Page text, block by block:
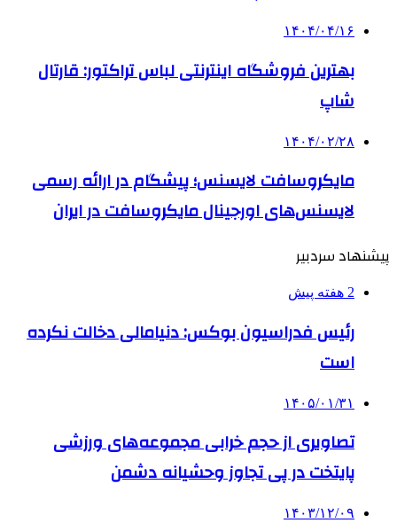
۱۴۰۴/۰۴/۱۶
بهترین فروشگاه اینترنتی لباس تراکتور: قارتال
شاپ
۱۴۰۴/۰۲/۲۸
مایکروسافت لایسنس؛ پیشگام در ارائه رسمی
لایسنس‌های اورجینال مایکروسافت در ایران
پیشنهاد سردبیر
2 هفته پیش
رئیس فدراسیون بوکس: دنیامالی دخالت نکرده
است
۱۴۰۵/۰۱/۳۱
تصاویری از حجم خرابی مجموعه‌های ورزشی
پایتخت در پی تجاوز وحشیانه دشمن
۱۴۰۳/۱۲/۰۹